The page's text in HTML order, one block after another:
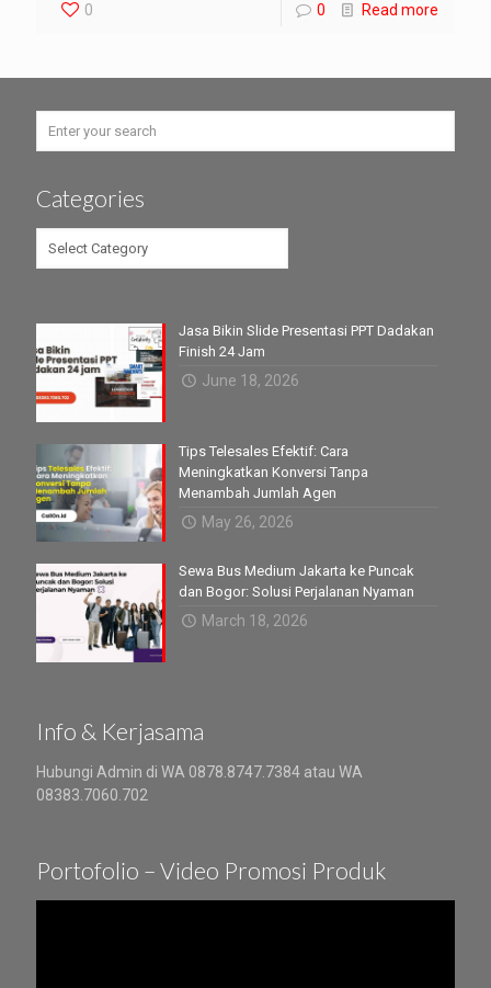
0 0 Read more
Categories
Categories
Jasa Bikin Slide Presentasi PPT Dadakan
Finish 24 Jam
June 18, 2026
Tips Telesales Efektif: Cara
Meningkatkan Konversi Tanpa
Menambah Jumlah Agen
May 26, 2026
Sewa Bus Medium Jakarta ke Puncak
dan Bogor: Solusi Perjalanan Nyaman
March 18, 2026
Info & Kerjasama
Hubungi Admin di WA 0878.8747.7384 atau WA
08383.7060.702
Portofolio – Video Promosi Produk